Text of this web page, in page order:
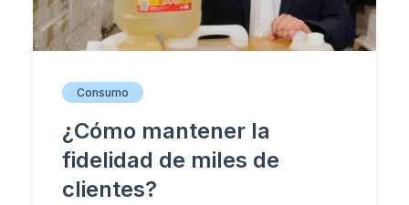
Consumo
¿Cómo mantener la
fidelidad de miles de
clientes?